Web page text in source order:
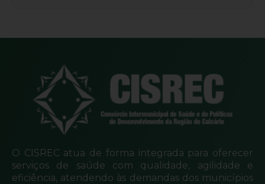
O CISREC atua de forma integrada para oferecer
serviços de saúde com qualidade, agilidade e
eficiência, atendendo às demandas dos municípios